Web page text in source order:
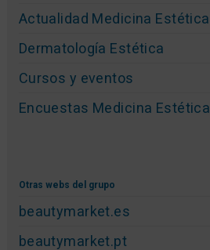
Actualidad Medicina Estética
Dermatología Estética
Cursos y eventos
Encuestas Medicina Estética
Otras webs del grupo
beautymarket.es
beautymarket.pt